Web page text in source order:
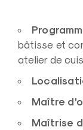
bâtisse et
atelier de
Maître
Maîtrise